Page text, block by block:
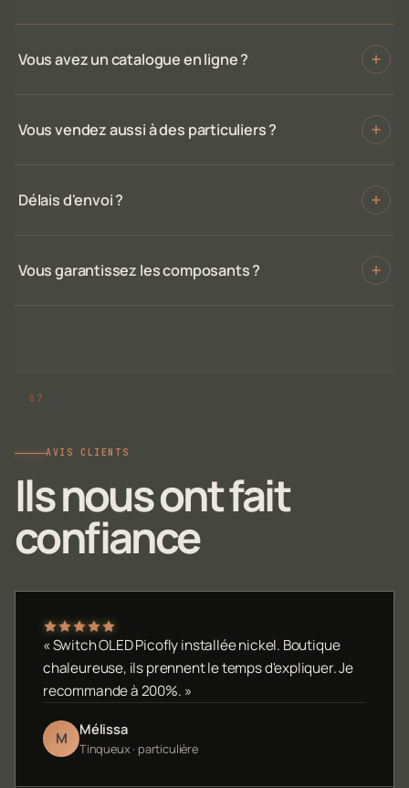
Vous avez un catalogue en ligne ?
Vous vendez aussi à des particuliers ?
Délais d'envoi ?
Vous garantissez les composants ?
AVIS CLIENTS
Ils nous ont fait
confiance
« Switch OLED Picofly installée nickel. Boutique
chaleureuse, ils prennent le temps d'expliquer. Je
recommande à 200%. »
M Mélissa
Tinqueux · particulière